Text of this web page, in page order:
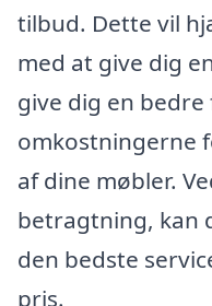
tilbud. Dette vil
med at give dig
give dig en
omkostningerne
af dine møbler.
betragtning, kan
den bedste
pris.